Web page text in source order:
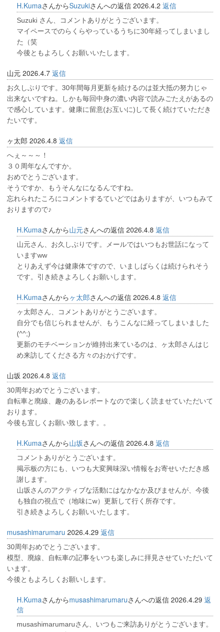
H.KumaさんからSuzukiさんへの返信 2026.4.2 返信
Suzuki さん、コメントありがとうございます。
マイペースでのらくらやっているうちに30年経ってしまいまし
た（笑
今後ともよろしくお願いいたします。
山元 2026.4.7 返信
お久しぶりです。30年間毎月更新を続けるのは並大抵の努力じゃ
出来ないですね。しかも毎回中身の濃い内容で読みごたえがあるの
で感心しています。健康に留意(お互いに)して長く続けていただき
たいです。
ヶ太郎 2026.4.8 返信
へぇ～～～！
３０周年なんですか。
おめでとうございます。
そうですか、もうそんなになるんですね。
忘れられたころにコメントするていどではありますが、いつもみて
おりますので♪
H.Kumaさんから山元さんへの返信 2026.4.8 返信
山元さん、お久しぶりです。メールではいつもお世話になって
いますww
とりあえず今は健康体ですので、いましばらくは続けられそう
です。引き続きよろしくお願いします。
H.Kumaさんから ヶ太郎さんへの返信 2026.4.8 返信
ヶ太郎さん、コメントありがとうございます。
自分でも信じられませんが、もうこんなに経ってしまいました
(^^;)
更新のモチベーションが維持出来ているのは、ヶ太郎さんはじ
め来訪してくださる方々のおかげです。
山坂 2026.4.8 返信
30周年おめでとうございます。
自転車と廃線、趣のあるレポートなので楽しく読ませていただいて
おります。
今後も宜しくお願い致します。。
H.Kumaさんから山坂さんへの返信 2026.4.8 返信
コメントありがとうございます。
掲示板の方にも、いつも大変興味深い情報をお寄せいただき感
謝します。
山坂さんのアクティブな活動にはなかなか及びませんが、今後
も独自の視点で（地味にw）更新して行く所存です。
引き続きよろしくお願いいたします。
musashimarumaru 2026.4.29 返信
30周年おめでとうございます。
模型、廃線、自転車の記事をいつも楽しみに拝見させていただいて
います。
今後ともよろしくお願いします。
H.Kumaさんからmusashimarumaruさんへの返信 2026.4.29 返
信
musashimarumaruさん、いつもご来訪ありがとうございます。